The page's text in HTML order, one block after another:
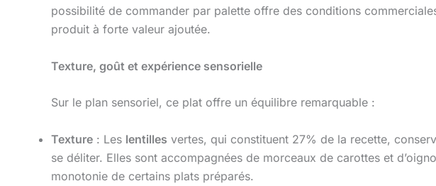
possibilité de commander par palette offre des conditions
produit à forte valeur ajoutée.
Texture, goût et expérience sensorielle
Sur le plan sensoriel, ce plat offre un équilibre remarquable :
Texture : Les lentilles vertes, qui constituent 27% de la recette,
se déliter. Elles sont accompagnées de morceaux de carottes et
monotonie de certains plats préparés.